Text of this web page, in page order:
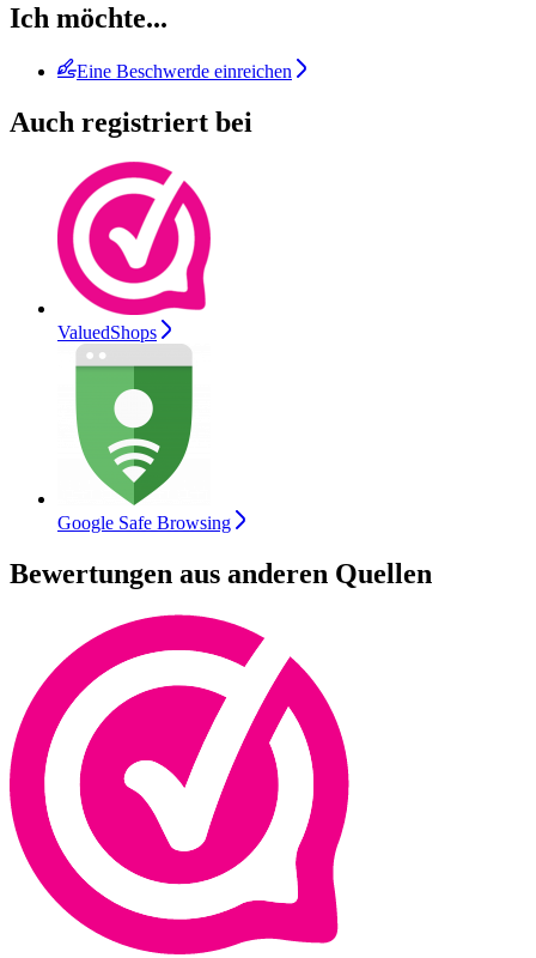
Ich möchte...
Eine Beschwerde einreichen
Auch registriert bei
ValuedShops
Google Safe Browsing
Bewertungen aus anderen Quellen